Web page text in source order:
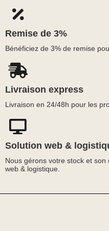
Remise de 3%
Bénéficiez de 3% de remise
Livraison express
Livraison en 24/48h pour les
Solution web &
Nous gérons votre stock et
web & logistique.